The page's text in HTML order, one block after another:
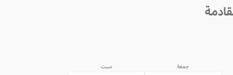
جمعة سبت